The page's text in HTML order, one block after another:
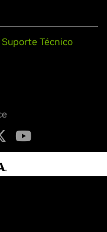
Suporte Técnico